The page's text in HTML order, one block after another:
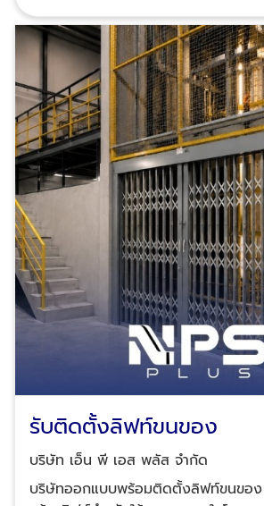
ปลอดภัยของผู้ใช้งานและความมั่นคงข
เอ็น.พี.เอส. พลัส จำกัด มีแนวทางการต
แผ่นดินไหวดังนี้:​ ตรวจสอบสายไฟและสายเคเบิล: ตรวจ
สอบว่าสายไฟและสายเคเบิลมีการพันกัน
ตรวจสอบแจ็คเสียบทุกจุดว่าหลุดหรือหลวม
สอบ Guide Shoe: ตรวจสอบว่า Guide Shoe มีความ
เสียหายหรือไม่ รวมถึงน็อตยึดและตัวรองด้า
สอบความตึงของสายสลิงลิฟต์: ตรวจสอบว่าสายสลิงจาก
มอเตอร์มีความหย่อนหรือไม่​ ตรวจสอบแกนลูกล้อชีฟถ่าง
ว่าทำงานได้อย่างถูกต้องหรือไม่​ ตรวจสอบสกรูยึดฐาน
มอเตอร์: ตรวจสอบว่าสกรูยึดฐานมอเตอร์แน่นดีหรือไม่
เพื่อป้องกันการเคลื่อนที่ของมอเตอร์​ ตรวจสอบโครงสร้าง
ลิฟต์: ตรวจสอบไกด์รางว่ามีการบิดเบี้ยวหรือเสียหายหรือ
ไม่​ ตรวจสอบบ่อลิฟต์และก้นบ่อลิฟต์ว่ามีน้ำรั่วซึมหรือความ
เสียหายอื่น ๆ หรือไม่​ การดำเนินการตรวจสอบเหล่านี้ควร
ทำโดยผู้เชี่ยวชาญที่มีประสบการณ์และคว
บริษัท เอ็น.พี.เอส. พลัส จำกัด มีทีมงา
ให้บริการตรวจสอบและบำรุงรักษาลิฟ
ไหว ด้วยเทคโนโลยีที่ทันสมัยและมาตรฐ
สูงสุด
รับติดตั้งลิฟท์ขนของ
บริษัท เอ็น พี เอส พลัส จำกัด
บริษัทออกแบบพร้อมติดตั้งลิฟท์ขนของ บริการออกแบบ